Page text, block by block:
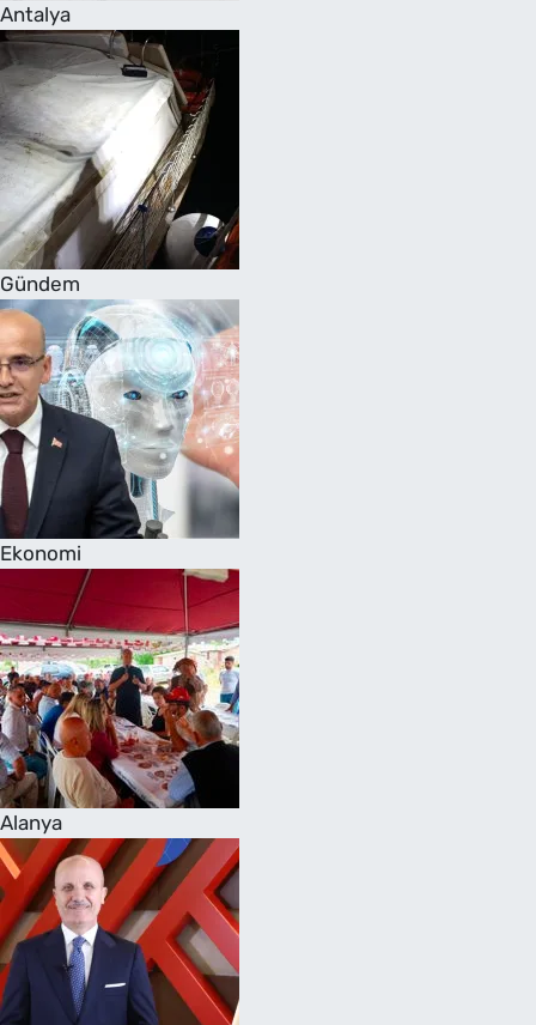
Antalya
Gündem
Ekonomi
Alanya